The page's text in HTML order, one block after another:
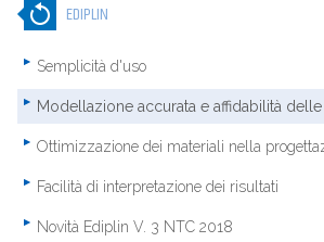
EDIPLIN
Semplicità d'uso
Modellazione accurata e affidabilità delle
Ottimizzazione dei materiali nella
Facilità di interpretazione dei risultati
Novità Ediplin V. 3 NTC 2018